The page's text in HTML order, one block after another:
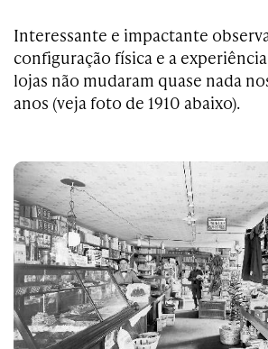
Interessante e impactante
configuração física e a
lojas não mudaram quase nada
anos (veja foto de 1910 abaixo).